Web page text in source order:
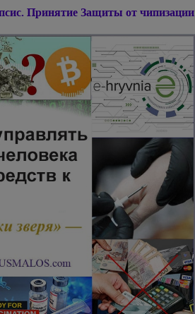
Принятие Защиты от чипизации